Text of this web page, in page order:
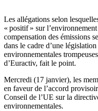
Les allégations selon
« positif » sur
compensation des émissions
dans le cadre d’une
environnementales
d’Euractiv, fait le point.
Mercredi (17 janvier), les
en faveur de l’accord
Conseil de l’UE sur la
environnementales.